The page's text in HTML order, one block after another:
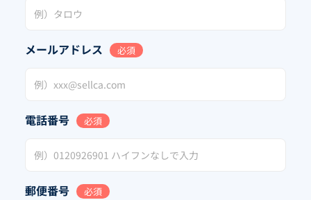
メールアドレス 必須
電話番号 必須
郵便番号 必須